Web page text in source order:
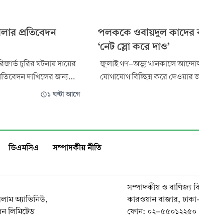
প্রতিবেদন
চুরির ঘটনায় দায়ের
দাখিলের জন্য
ধার্য করেছেন
ম্যাজিস্ট্রেট
এ আদেশ দেন।
১ ঘণ্টা আগে
পলককে ওবায়দুল কাদের
‘নেট স্লো করে দাও’
জুলাই গণ-অভ্যুত্থানকালে
যোগাযোগ বিচ্ছিন্ন করে দেওয়ার
তথ্য ও যোগাযোগপ্রযুক্তি
গণঅভ্যুত্থানের সময়কার
অপরাধের মামলায় এ-সংক্রান্ত
ডিএমসিএ সম্পাদকীয় নীতি
অ্যাভিনিউ,
লিমিটেড
সম্পাদকীয় ও বাণিজ্য
কারওয়ান বাজার,
ফোন: ০২-